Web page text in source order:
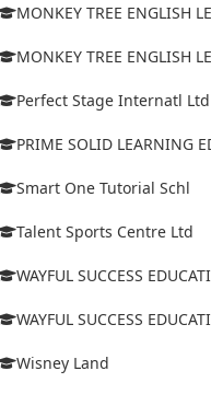
MONKEY TREE ENGLISH
MONKEY TREE ENGLISH
Perfect Stage Internatl Ltd
PRIME SOLID LEARNING
Smart One Tutorial Schl
Talent Sports Centre Ltd
WAYFUL SUCCESS
WAYFUL SUCCESS
Wisney Land